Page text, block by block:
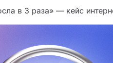
в 3 раза» — кейс